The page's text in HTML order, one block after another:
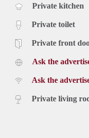
Private kitchen
Private toilet
Private front
Ask the
Ask the
Private living